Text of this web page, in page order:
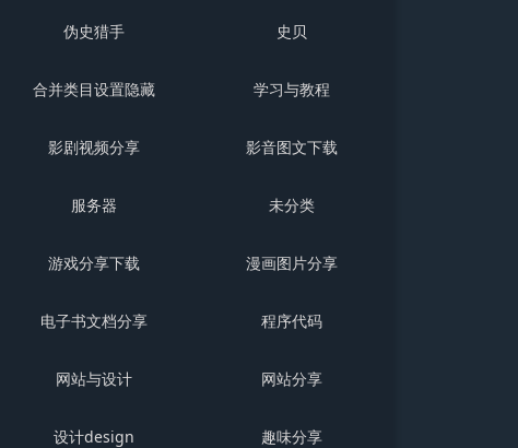
伪史猎手 史贝
合并类目设置隐藏 学习与教程
影剧视频分享 影音图文下载
服务器 未分类
游戏分享下载 漫画图片分享
电子书文档分享 程序代码
网站与设计 网站分享
设计design 趣味分享